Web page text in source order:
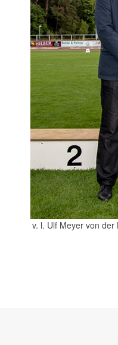
v. l. Ulf Meyer von